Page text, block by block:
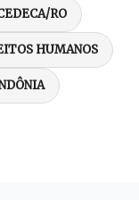
RO
HUMANOS